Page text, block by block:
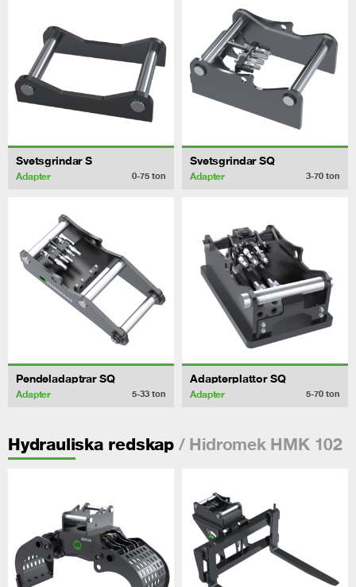
Svetsgrindar S
Adapter 0-75 ton
Svetsgrindar SQ
Adapter 3-70 ton
Pendeladaptrar SQ
Adapter 5-33 ton
Adapterplattor SQ
Adapter 5-70 ton
Hydrauliska redskap/ Hidromek HMK 102